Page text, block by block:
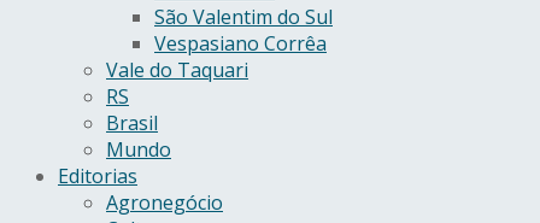
São Valentim do Sul
Vespasiano Corrêa
Vale do Taquari
RS
Brasil
Mundo
Editorias
Agronegócio